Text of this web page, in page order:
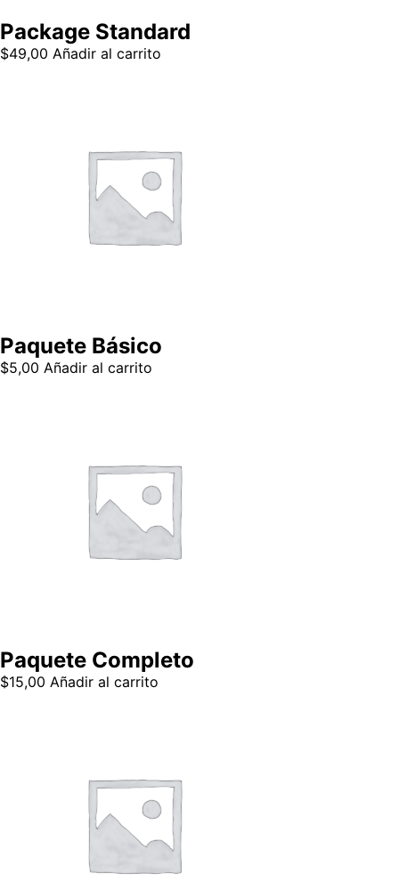
Package Standard
$49,00 Añadir al carrito
Paquete Básico
$5,00 Añadir al carrito
Paquete Completo
$15,00 Añadir al carrito